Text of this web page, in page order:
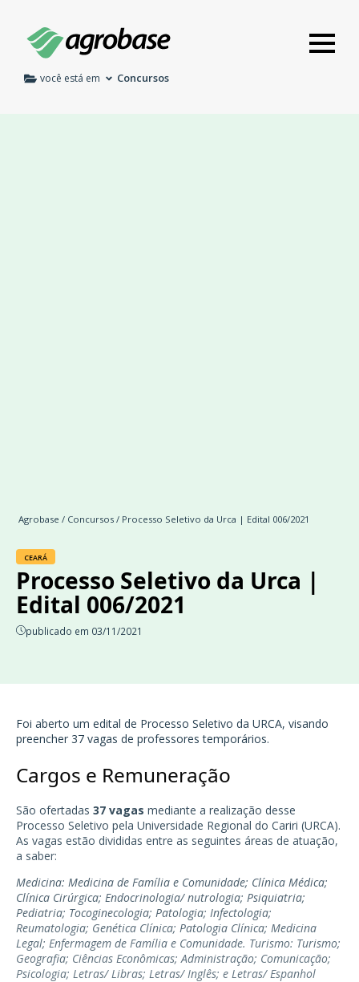
você está em Concursos
Agrobase / Concursos / Processo Seletivo da Urca | Edital 006/2021
CEARÁ
Processo Seletivo da Urca |
Edital 006/2021
publicado em 03/11/2021
Foi aberto um edital de Processo Seletivo da URCA, visando
preencher 37 vagas de professores temporários.
Cargos e Remuneração
São ofertadas 37 vagas mediante a realização desse
Processo Seletivo pela Universidade Regional do Cariri (URCA).
As vagas estão divididas entre as seguintes áreas de atuação,
a saber:
Medicina: Medicina de Família e Comunidade; Clínica Médica;
Clínica Cirúrgica; Endocrinologia/ nutrologia; Psiquiatria;
Pediatria; Tocoginecologia; Patologia; Infectologia;
Reumatologia; Genética Clínica; Patologia Clínica; Medicina
Legal; Enfermagem de Família e Comunidade. Turismo: Turismo;
Geografia; Ciências Econômicas; Administração; Comunicação;
Psicologia; Letras/ Libras; Letras/ Inglês; e Letras/ Espanhol